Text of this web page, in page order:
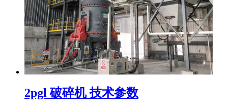
2pgl 破碎机 技术参数